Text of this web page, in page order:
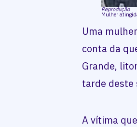
Reprodução
Mulher
Uma
conta da
Grande,
tarde deste
A vítima